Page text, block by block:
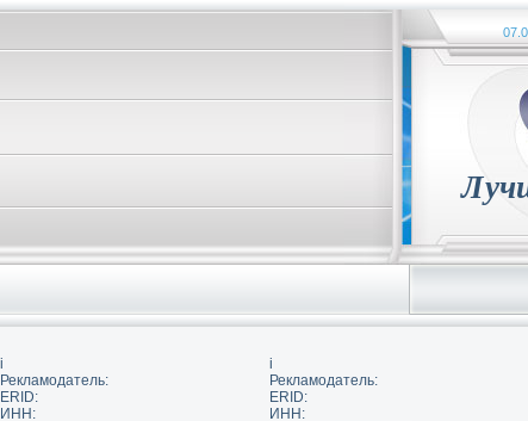
i
Рекламодатель:
ERID:
ИНН:
i
Рекламодатель:
ERID:
ИНН: